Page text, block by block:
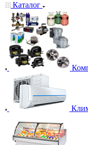
Каталог